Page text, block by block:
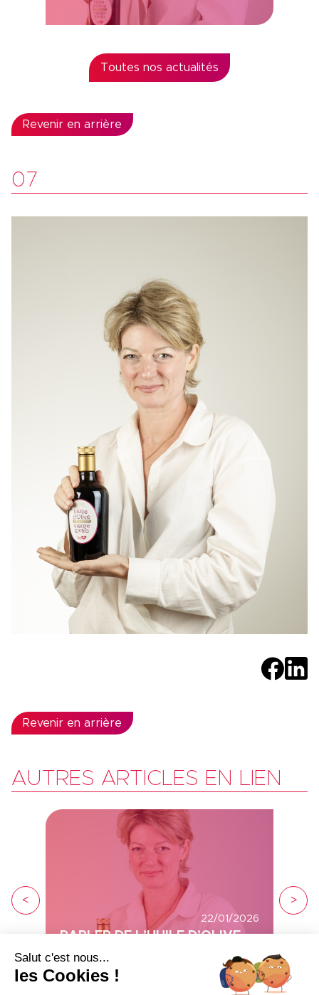
Toutes nos actualités
Revenir en arrière
07
Revenir en arrière
AUTRES ARTICLES EN LIEN
22/01/2026
PARLER DE L’HUILE D’OLIVE
Voir plus
< >
Salut c'est nous...
les Cookies !